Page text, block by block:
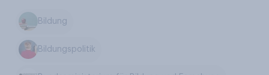
Bildung
Bildungspolitik